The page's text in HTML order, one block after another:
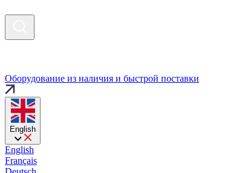
Оборудование из наличия и быстрой поставки
English
English
Français